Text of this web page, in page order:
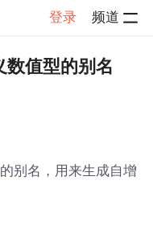
登录 频道
数值型的别名
别名，用来生成自增